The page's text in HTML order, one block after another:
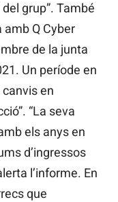
grup”. També
Q Cyber
de la junta
Un període en
en
“La seva
els anys en
d’ingressos
l’informe. En
que